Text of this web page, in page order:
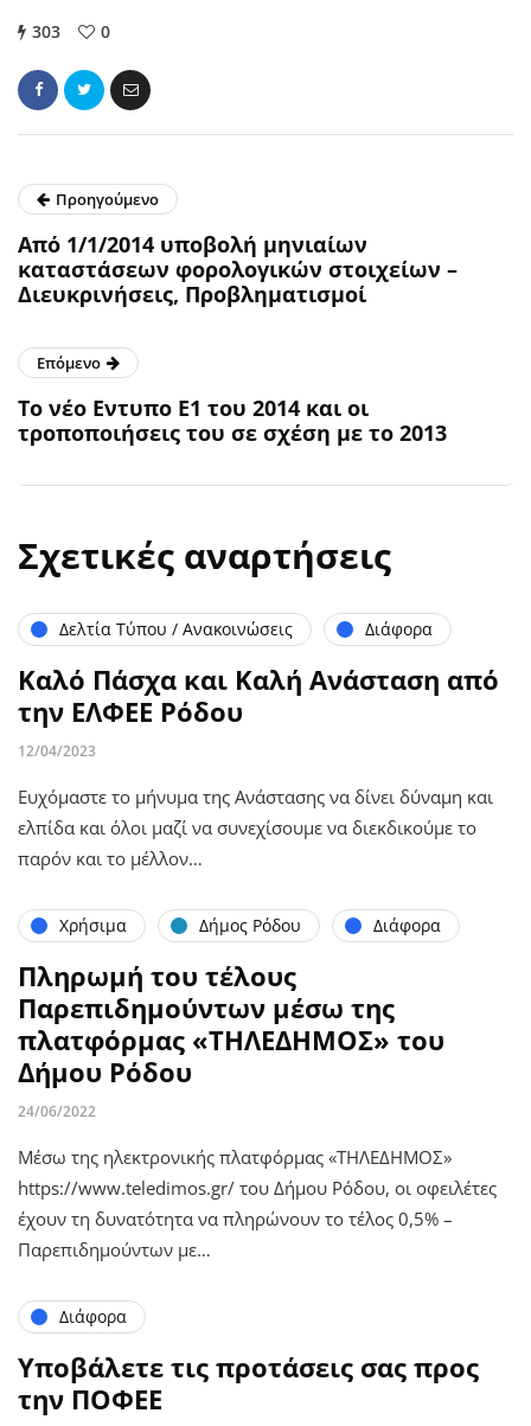
303 0
Προηγούμενο
Από 1/1/2014 υποβολή μηνιαίων
καταστάσεων φορολογικών στοιχείων –
Διευκρινήσεις, Προβληματισμοί
Επόμενο
Το νέο Εντυπο Ε1 του 2014 και οι
τροποποιήσεις του σε σχέση με το 2013
Σχετικές αναρτήσεις
Δελτία Τύπου / Ανακοινώσεις Διάφορα
Καλό Πάσχα και Καλή Ανάσταση από
την ΕΛΦΕΕ Ρόδου
12/04/2023
Ευχόμαστε το μήνυμα της Ανάστασης να δίνει δύναμη και
ελπίδα και όλοι μαζί να συνεχίσουμε να διεκδικούμε το
παρόν και το μέλλον…
Χρήσιμα Δήμος Ρόδου Διάφορα
Πληρωμή του τέλους
Παρεπιδημούντων μέσω της
πλατφόρμας «ΤΗΛΕΔΗΜΟΣ» του
Δήμου Ρόδου
24/06/2022
Μέσω της ηλεκτρονικής πλατφόρμας «ΤΗΛΕΔΗΜΟΣ»
https://www.teledimos.gr/ του Δήμου Ρόδου, οι οφειλέτες
έχουν τη δυνατότητα να πληρώνουν το τέλος 0,5% –
Παρεπιδημούντων με…
Διάφορα
Υποβάλετε τις προτάσεις σας προς
την ΠΟΦΕΕ